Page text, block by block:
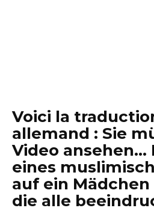
Voici la
allemand : Sie
Video ansehen…
eines
auf ein
die alle